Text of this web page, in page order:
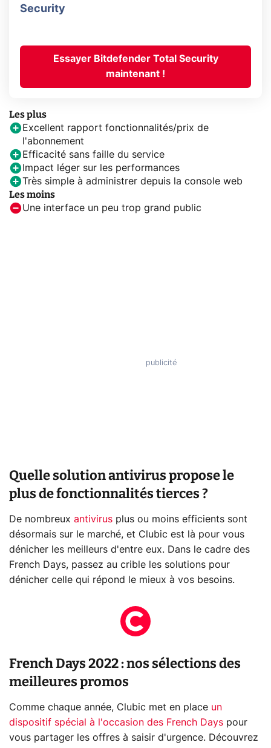
Security
Essayer Bitdefender Total Security
maintenant !
Les plus
Excellent rapport fonctionnalités/prix de
l'abonnement
Efficacité sans faille du service
Impact léger sur les performances
Très simple à administrer depuis la console web
Les moins
Une interface un peu trop grand public
Quelle solution antivirus propose le
plus de fonctionnalités tierces ?
De nombreux antivirus plus ou moins efficients sont
désormais sur le marché, et Clubic est là pour vous
dénicher les meilleurs d'entre eux. Dans le cadre des
French Days, passez au crible les solutions pour
dénicher celle qui répond le mieux à vos besoins.
French Days 2022 : nos sélections des
meilleures promos
Comme chaque année, Clubic met en place un
dispositif spécial à l'occasion des French Days pour
vous partager les offres à saisir d'urgence. Découvrez